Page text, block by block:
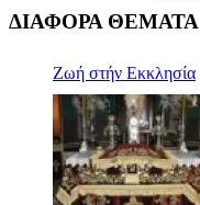
ΔΙΑΦΟΡΑ ΘΕΜΑΤΑ
Ζωή στήν Εκκλησία